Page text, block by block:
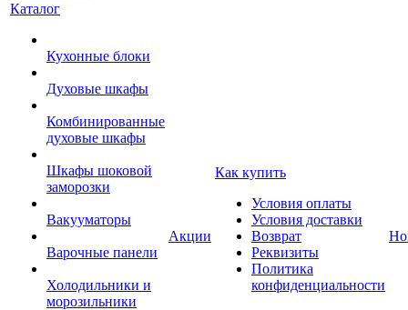
Каталог
Кухонные блоки
Духовые шкафы
Комбинированные
духовые шкафы
Шкафы шоковой
заморозки
Вакууматоры
Варочные панели
Холодильники и
морозильники
Акции
Как купить
Условия оплаты
Условия доставки
Возврат
Реквизиты
Политика
конфиденциальности